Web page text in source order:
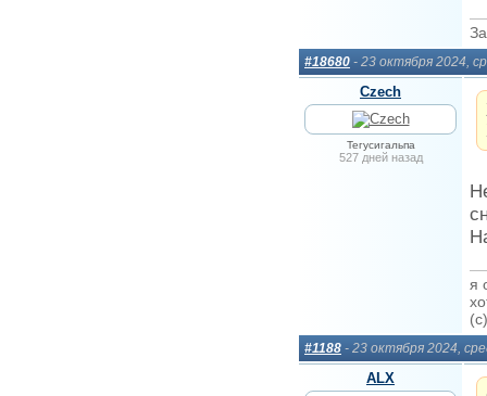
#18680 - 23 октября 2024,
Сzech
Тегусигальпа
527 дней назад
я
(c)
#1188 - 23 октября 2024,
ALX